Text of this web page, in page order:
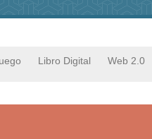
Libro Digital Web 2.0